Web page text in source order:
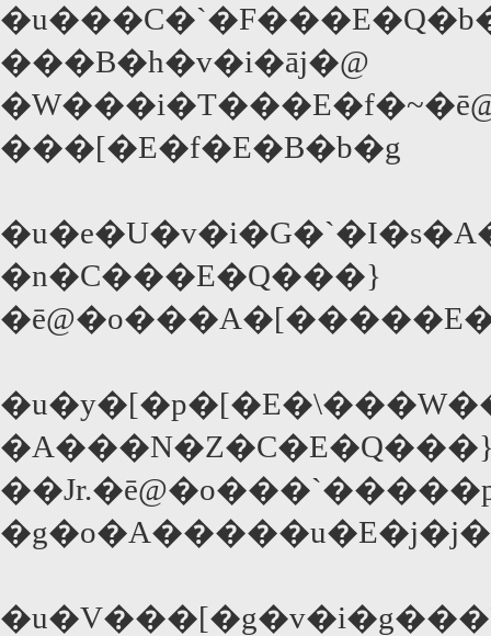
���B�h�v�i�āj�@
���[�E�f�E�B�b�g
�n�C���E�Q���}